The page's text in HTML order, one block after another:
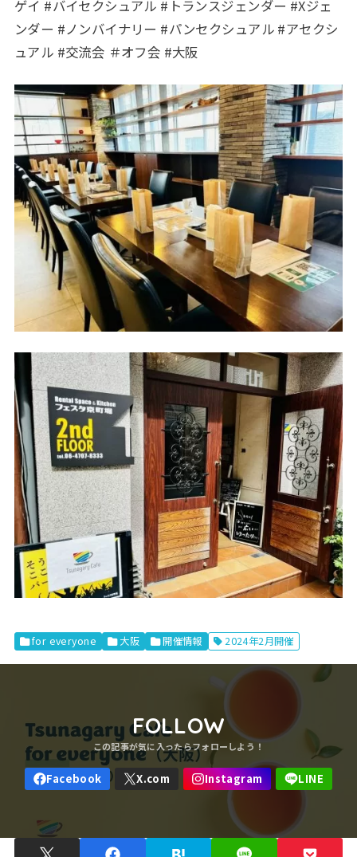
ゲイ #バイセクシュアル #トランスジェンダー #Xジェ
ンダー #ノンバイナリー #パンセクシュアル #アセクシ
ュアル #交流会 ＃オフ会 #大阪
for everyone 大阪 開催情報 2024年2月開催
FOLLOW